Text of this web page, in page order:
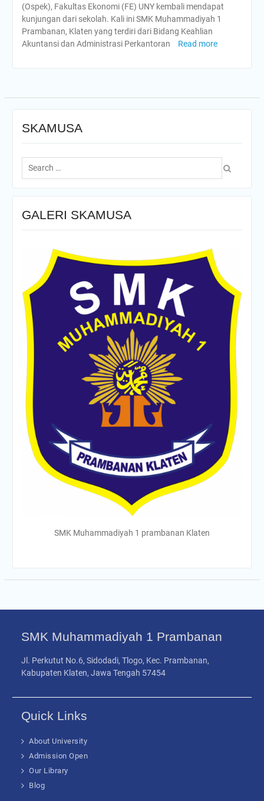
(Ospek), Fakultas Ekonomi (FE) UNY kembali mendapat
kunjungan dari sekolah. Kali ini SMK Muhammadiyah 1
Prambanan, Klaten yang terdiri dari Bidang Keahlian
Akuntansi dan Administrasi Perkantoran
Read more
SKAMUSA
Search
for:
GALERI SKAMUSA
SMK Muhammadiyah 1 prambanan Klaten
SMK Muhammadiyah 1 Prambanan
Jl. Perkutut No.6, Sidodadi, Tlogo, Kec. Prambanan,
Kabupaten Klaten, Jawa Tengah 57454
Quick Links
About University
Admission Open
Our Library
Blog